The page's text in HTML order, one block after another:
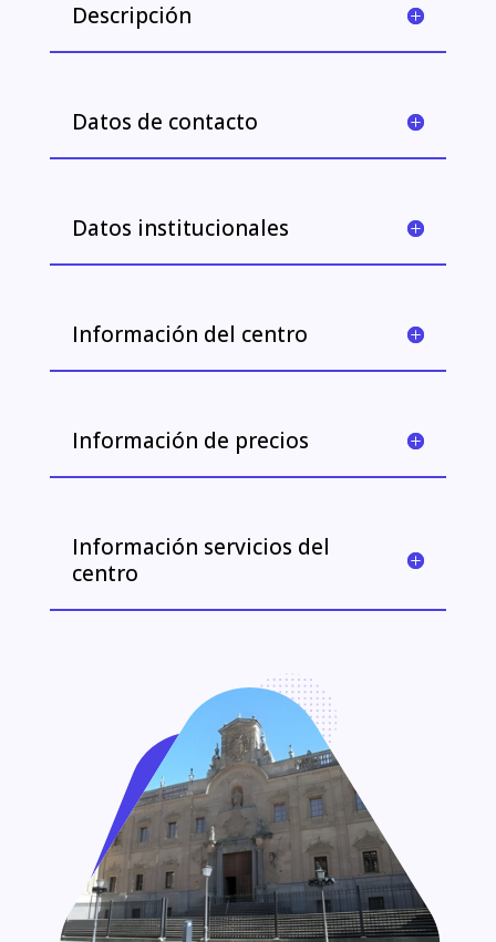
Descripción
Datos de contacto
Datos institucionales
Información del centro
Información de precios
Información servicios del
centro